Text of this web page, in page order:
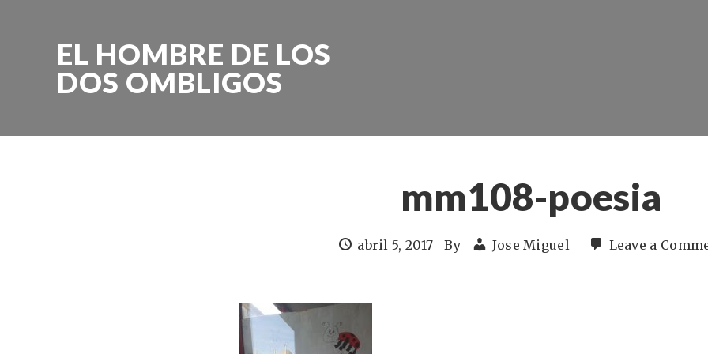
EL HOMBRE DE LOS
DOS OMBLIGOS
mm108-poesia
abril 5, 2017 By Jose Miguel Leave a